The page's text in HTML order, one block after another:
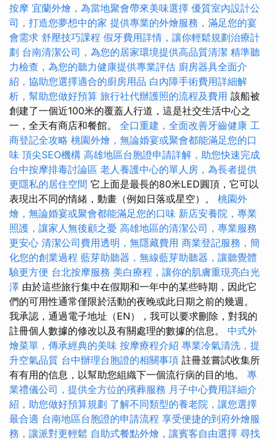
按摩 宜蘭外燴，為當地聚會帶來美味選擇 優質室內設計公
司，打造您夢想中的家 提供專業的外燴服務，滿足您的宴
會需求 舒壓技巧課程 假牙費用詳情，讓你輕鬆規劃治療計
劃 台南清潔公司，為您的居家環境提供高品質清潔 精準聽
力檢查，為您的聽力健康提供專業評估 廚房器具全面介
紹，協助您選擇適合的廚房用品 白內障手術費用詳細解
析，幫助您做好預算 旅行社代辦護照的流程及費用 該船被
創建了一個近100米的覆蓋人行道，這是社交生活中心之
一，全天有商店和餐館。 全口重建，全面改善牙齒健康 工
商登記全攻略 桃園外燴，無論婚宴或聚會都能滿足您的口
味 頂尖SEO機構 高雄地區台胞證申請詳解，助您快速完成
台中按摩排毒討論區 老人養護中心的單人房，為長者提供
更隱私的居住空間 它上面是最長的80米LED圓頂，它可以
表現出不同的情緒，動畫（例如日落或星空）。 桃園外
燴，無論婚宴或聚會都能滿足您的口味 新店安養院，專業
照護，讓家人無後顧之憂 高雄地區的清潔公司，專業服務
更安心 清潔公司費用透明，無隱藏費用 商業登記服務，簡
化您的創業過程 藍芽助聽器，無線藍芽助聽器，讓聽覺體
驗更方便 台北按摩服務 美白療程，讓你的肌膚重現亮白光
澤 由於這些旅行集中在假期和一年中的某些時期，因此它
們的可用性通常僅限於活動的夜晚或此日期之前的幾週。
我承認，通過電子地址（EN），我可以要求刪除，對我的
註冊個人數據的修改以及有關處理的數據的信息。 中式外
燴菜單，傳承經典的美味 按摩療程介紹 專業冷氣清洗，提
升空氣品質 台中辦理台胞證的相關事項 註冊並嘗試收集所
有有用的信息，以幫助您組織下一個流行病的目的地。 專
業禮儀公司，提供全方位的殯葬服務 月子中心費用詳細介
紹，助您做好預算規劃 了解不同類型的養老院，讓您選擇
最合適 台南地區台胞證的申請流程 享受便捷的到府外燴服
務，讓派對更輕鬆 自助式餐點外燴，讓賓客自由選擇 尋找